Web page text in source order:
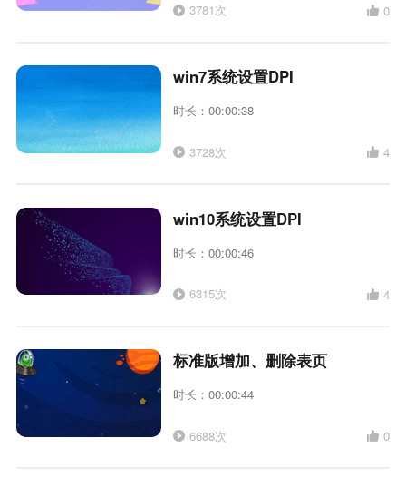
3781次 0
win7系统设置DPI
时长：00:00:38
3728次 4
win10系统设置DPI
时长：00:00:46
6315次 4
标准版增加、删除表页
时长：00:00:44
6688次 0